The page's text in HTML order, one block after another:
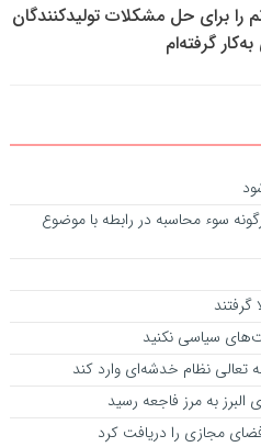
را برای حل مشکلات تولیدکنندگان
گرفته‌ام
سوء محاسبه در رابطه با موضوع
سیاسی نکنید
تعالی نظام خدشه‌ای وارد کند
البرز به مرز فاجعه رسید
مجازی را دریافت کرد